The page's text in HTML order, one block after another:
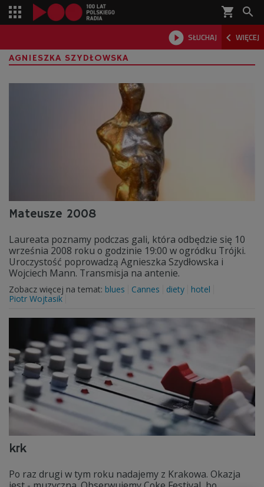
shopping_cart 
 SŁUCHAJ  WIĘCEJ

AGNIESZKA SZYDŁOWSKA
Mateusze 2008
Laureata poznamy podczas gali, która odbędzie się 10
września 2008 roku o godzinie 19:00 w ogródku Trójki.
Uroczystość poprowadzą Agnieszka Szydłowska i
Wojciech Mann. Transmisja na antenie.
Zobacz więcej na temat: blues Cannes diety
hotel
Piotr Wojtasik
krk
Po raz drugi w tym roku nadajemy z Krakowa. Okazja